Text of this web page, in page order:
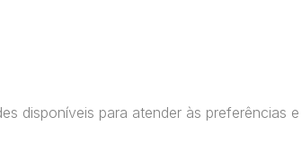
disponíveis para atender às preferências